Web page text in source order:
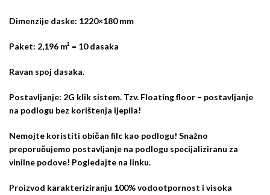
Dimenzije daske: 1220×180 mm
Paket: 2,196 m² = 10 dasaka
Ravan spoj dasaka.
Postavljanje: 2G klik sistem. Tzv. Floating floor – postavljanje
na podlogu bez korištenja ljepila!
Nemojte koristiti običan filc kao podlogu! Snažno
preporučujemo postavljanje na podlogu specijaliziranu za
vinilne podove! Pogledajte na linku.
Proizvod karakteriziranju 100% vodootpornost i visoka